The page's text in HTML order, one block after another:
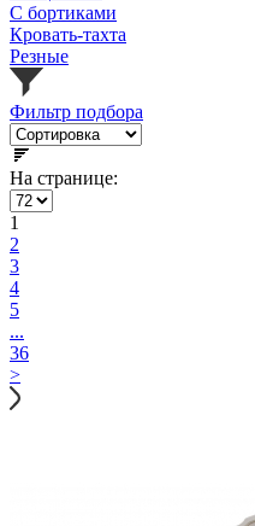
С бортиками
Кровать-тахта
Резные
Фильтр подбора
На странице:
1
2
3
4
5
...
36
>